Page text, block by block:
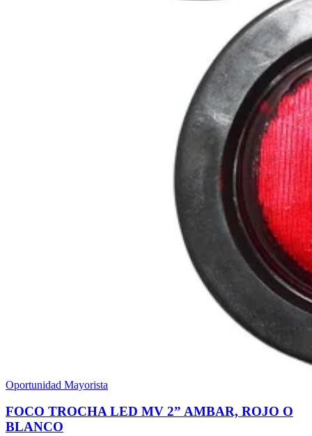
Oportunidad Mayorista
FOCO TROCHA LED MV 2” AMBAR, ROJO O
BLANCO